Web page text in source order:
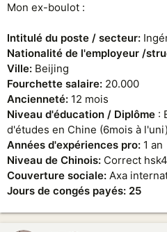
Mon ex-boulot :
Intitulé du poste / secteur:
Nationalité de l'employeur /
Ville: Beijing
Fourchette salaire: 20.000
Ancienneté: 12 mois
Niveau d'éducation / Diplôme :
d'études en Chine (6mois à l'uni)
Années d'expériences pro: 1 an
Niveau de Chinois: Correct hsk4
Couverture sociale: Axa
Jours de congés payés: 25